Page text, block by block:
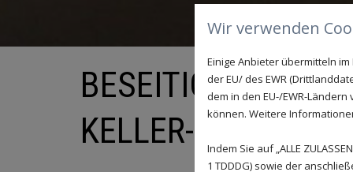
BESEITIGUNG
KELLER- UND
Wir verwenden
Einige Anbieter übermitteln
der EU/ des EWR
dem in den EU-/EWR-
können. Weitere
Indem Sie auf „ALLE
1 TDDDG) sowie der